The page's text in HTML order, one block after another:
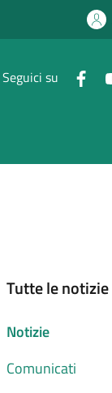
Seguici su
Tutte le notizie
Notizie
Comunicati